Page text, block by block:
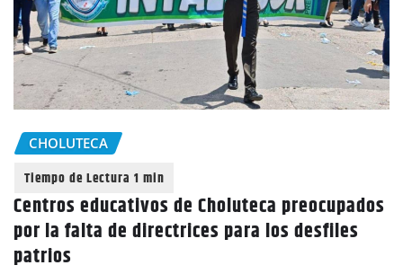
CHOLUTECA
Centros educativos de Choluteca preocupados
por la falta de directrices para los desfiles
patrios